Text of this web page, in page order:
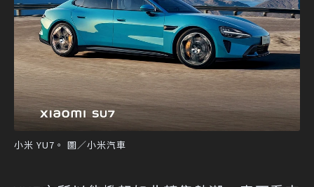
小米 YU7。 圖／小米汽車